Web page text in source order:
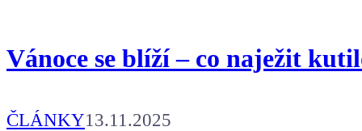
Vánoce se blíží – co naježit
ČLÁNKY13.11.2025